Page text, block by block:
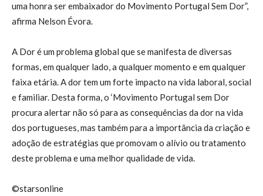
uma honra ser embaixador do Movimento Portugal Sem Dor”,
afirma Nelson Évora.
A Dor é um problema global que se manifesta de diversas
formas, em qualquer lado, a qualquer momento e em qualquer
faixa etária. A dor tem um forte impacto na vida laboral, social
e familiar. Desta forma, o ‘Movimento Portugal sem Dor
procura alertar não só para as consequências da dor na vida
dos portugueses, mas também para a importância da criação e
adoção de estratégias que promovam o alívio ou tratamento
deste problema e uma melhor qualidade de vida.
©starsonline